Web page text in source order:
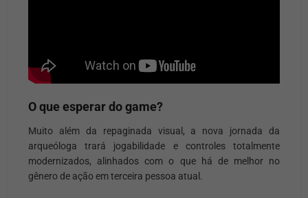
O que esperar do game?
Muito além da repaginada visual, a nova jornada da
arqueóloga trará jogabilidade e controles totalmente
modernizados, alinhados com o que há de melhor no
gênero de ação em terceira pessoa atual.